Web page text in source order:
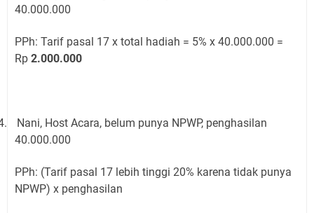
40.000.000
PPh: Tarif pasal 17 x total hadiah = 5% x 40.000.000 =
Rp 2.000.000
Nani, Host Acara, belum punya NPWP, penghasilan
40.000.000
PPh: (Tarif pasal 17 lebih tinggi 20% karena tidak punya
NPWP) x penghasilan